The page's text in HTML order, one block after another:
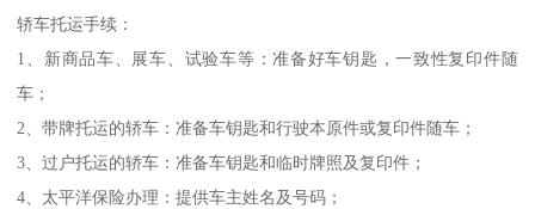
轿车托运手续：
1、新商品车、展车、试验车等：准备好车钥匙，一致性复印件随
车；
2、带牌托运的轿车：准备车钥匙和行驶本原件或复印件随车；
3、过户托运的轿车：准备车钥匙和临时牌照及复印件；
4、太平洋保险办理：提供车主姓名及号码；